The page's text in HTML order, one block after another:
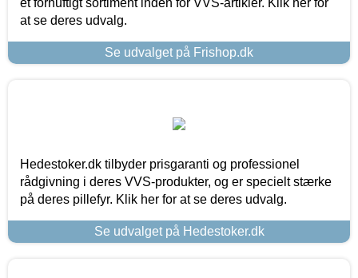
at se deres udvalg.
Se udvalget på Frishop.dk
Hedestoker.dk tilbyder prisgaranti og professionel
rådgivning i deres VVS-produkter, og er specielt stærke
på deres pillefyr. Klik her for at se deres udvalg.
Se udvalget på Hedestoker.dk